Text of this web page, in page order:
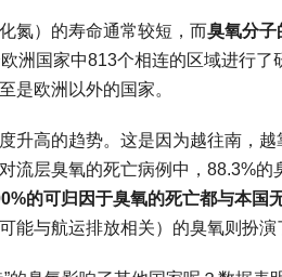
氮）的寿命通常较短，而臭氧分子
洲国家中813个相连的区域进行
是欧洲以外的国家。
升高的趋势。这是因为越往南，
流层臭氧的死亡病例中，88.3%
的可归因于臭氧的死亡都与本国无
能与航运排放相关）的臭氧则扮演